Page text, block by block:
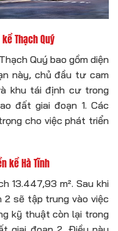
Thạch Quý
Quý bao gồm diện
này, chủ đầu tư cam
khu tái định cư trong
đất giai đoạn 1. Các
cho việc phát triển
kề Hà Tĩnh
13.447,93 m². Sau khi
2 sẽ tập trung vào việc
kỹ thuật còn lại trong